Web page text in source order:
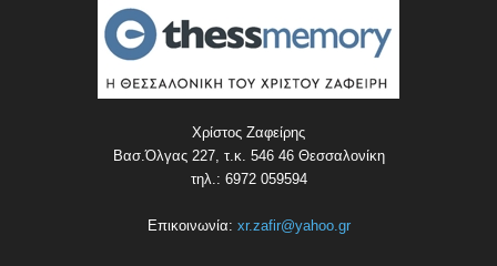
Χρίστος Ζαφείρης
Βασ.Όλγας 227, τ.κ. 546 46 Θεσσαλονίκη
τηλ.: 6972 059594
Επικοινωνία: xr.zafir@yahoo.gr